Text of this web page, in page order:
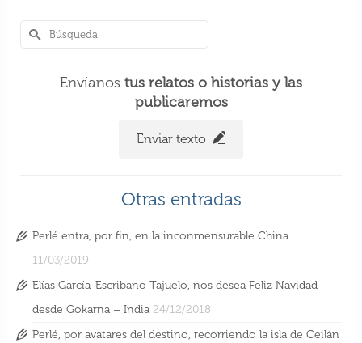
Perlé llegando a Hanoi, capital vietnamita.
Envíanos tus relatos o historias y las
publicaremos
Enviar texto
Otras entradas
Perlé entra, por fin, en la inconmensurable China
11/03/2019
Elías García-Escribano Tajuelo, nos desea Feliz Navidad
desde Gokarna – India 24/12/2018
Perlé, por avatares del destino, recorriendo la isla de Ceilán